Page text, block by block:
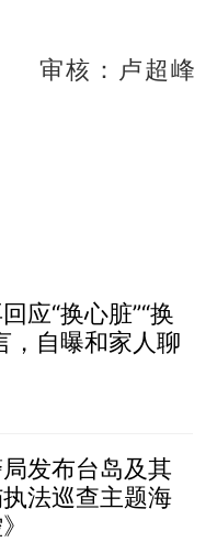
审核：卢超峰
应“换心脏”“换
，自曝和家人聊
发布台岛及其
法巡查主题海